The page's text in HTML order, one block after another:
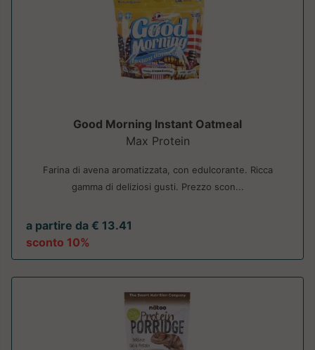
Good Morning Instant Oatmeal
Max Protein
Farina di avena aromatizzata, con edulcorante. Ricca
gamma di deliziosi gusti. Prezzo scon...
a partire da € 13.41
sconto 10%